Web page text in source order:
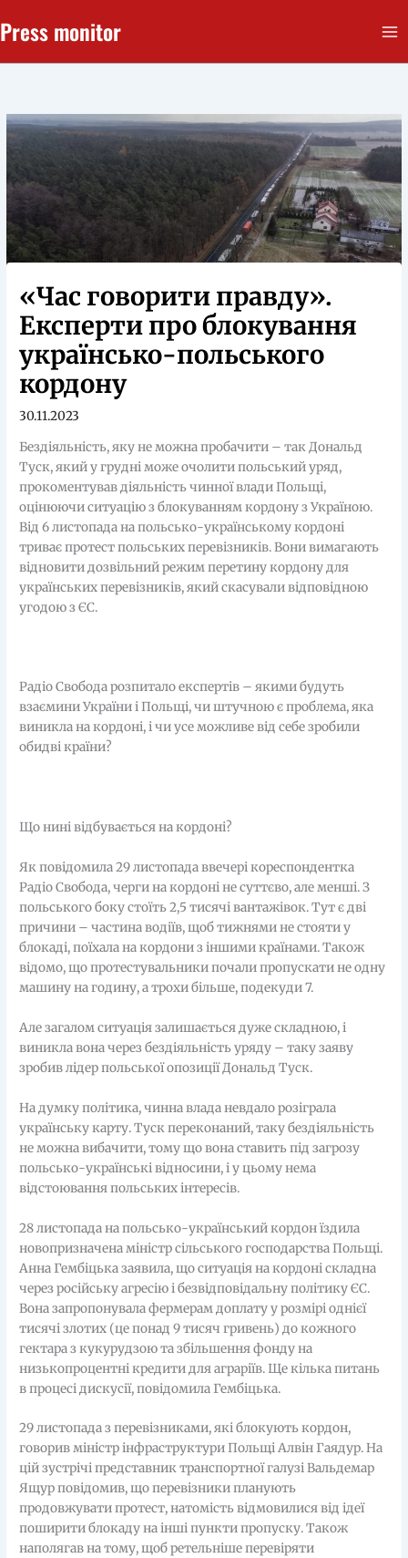
до
Press monitor
«Час говорити правду».
Експерти про блокування
українсько-польського
кордону
30.11.2023
Бездіяльність, яку не можна пробачити – так Дональд
Туск, який у грудні може очолити польський уряд,
прокоментував діяльність чинної влади Польщі,
оцінюючи ситуацію з блокуванням кордону з Україною.
Від 6 листопада на польсько-українському кордоні
триває протест польських перевізників. Вони вимагають
відновити дозвільний режим перетину кордону для
українських перевізників, який скасували відповідною
угодою з ЄС.
Радіо Свобода розпитало експертів – якими будуть
взаємини України і Польщі, чи штучною є проблема, яка
виникла на кордоні, і чи усе можливе від себе зробили
обидві країни?
Що нині відбувається на кордоні?
Як повідомила 29 листопада ввечері кореспондентка
Радіо Свобода, черги на кордоні не суттєво, але менші. З
польського боку стоїть 2,5 тисячі вантажівок. Тут є дві
причини – частина водіїв, щоб тижнями не стояти у
блокаді, поїхала на кордони з іншими країнами. Також
відомо, що протестувальники почали пропускати не одну
машину на годину, а трохи більше, подекуди 7.
Але загалом ситуація залишається дуже складною, і
виникла вона через бездіяльність уряду – таку заяву
зробив лідер польської опозиції Дональд Туск.
На думку політика, чинна влада невдало розіграла
українську карту. Туск переконаний, таку бездіяльність
не можна вибачити, тому що вона ставить під загрозу
польсько-українські відносини, і у цьому нема
відстоювання польських інтересів.
28 листопада на польсько-український кордон їздила
новопризначена міністр сільського господарства Польщі.
Анна Гембіцька заявила, що ситуація на кордоні складна
через російську агресію і безвідповідальну політику ЄС.
Вона запропонувала фермерам доплату у розмірі однієї
тисячі злотих (це понад 9 тисяч гривень) до кожного
гектара з кукурудзою та збільшення фонду на
низькопроцентні кредити для аграріїв. Ще кілька питань
в процесі дискусії, повідомила Гембіцька.
29 листопада з перевізниками, які блокують кордон,
говорив міністр інфраструктури Польщі Алвін Гаядур. На
цій зустрічі представник транспортної галузі Вальдемар
Ящур повідомив, що перевізники планують
продовжувати протест, натомість відмовилися від ідеї
поширити блокаду на інші пункти пропуску. Також
наполягав на тому, щоб ретельніше перевіряти